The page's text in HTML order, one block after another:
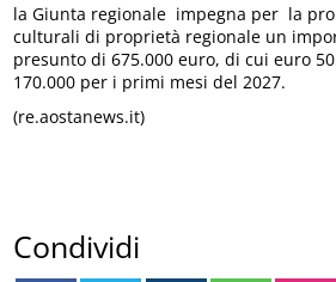
la Giunta regionale impegna per la
culturali di proprietà regionale un
presunto di 675.000 euro, di cui euro
170.000 per i primi mesi del 2027.
(re.aostanews.it)
Condividi